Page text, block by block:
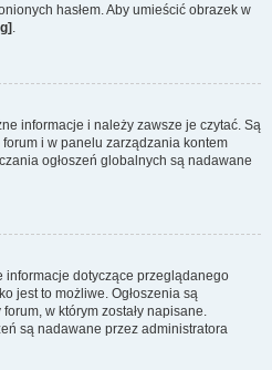
hasłem. Aby umieścić obrazek w
.
informacje i należy zawsze je czytać. Są
i w panelu zarządzania kontem
ogłoszeń globalnych są nadawane
informacje dotyczące przeglądanego
jest to możliwe. Ogłoszenia są
w którym zostały napisane.
są nadawane przez administratora